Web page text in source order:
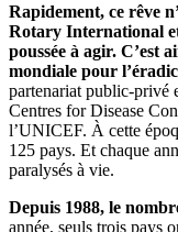
Rapidement, ce rêve
Rotary International
poussée à agir. C’est
mondiale pour
partenariat public-privé
Centres for Disease
l’UNICEF. À cette
125 pays. Et chaque
paralysés à vie.
Depuis 1988, le
année, seuls trois pays